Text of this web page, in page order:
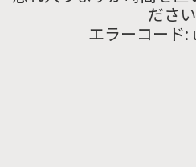
ださい
エラーコード: